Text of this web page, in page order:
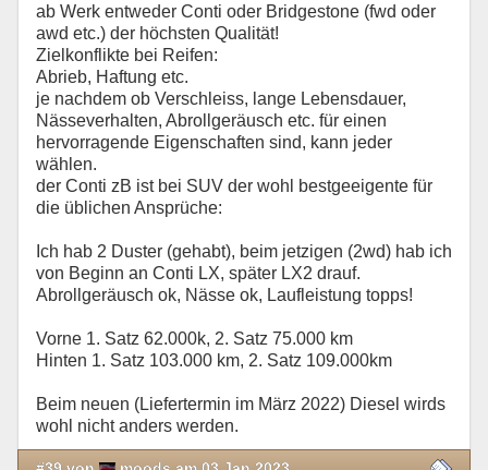
ab Werk entweder Conti oder Bridgestone (fwd oder
awd etc.) der höchsten Qualität!
Zielkonflikte bei Reifen:
Abrieb, Haftung etc.
je nachdem ob Verschleiss, lange Lebensdauer,
Nässeverhalten, Abrollgeräusch etc. für einen
hervorragende Eigenschaften sind, kann jeder
wählen.
der Conti zB ist bei SUV der wohl bestgeeigente für
die üblichen Ansprüche:
Ich hab 2 Duster (gehabt), beim jetzigen (2wd) hab ich
von Beginn an Conti LX, später LX2 drauf.
Abrollgeräusch ok, Nässe ok, Laufleistung topps!
Vorne 1. Satz 62.000k, 2. Satz 75.000 km
Hinten 1. Satz 103.000 km, 2. Satz 109.000km
Beim neuen (Liefertermin im März 2022) Diesel wirds
wohl nicht anders werden.